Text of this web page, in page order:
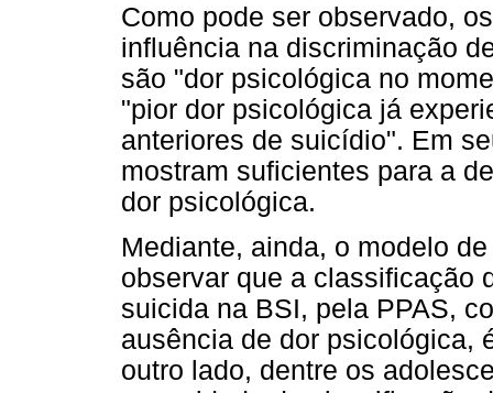
Como pode ser observado,
influência na discriminação
são "dor psicológica no
"pior dor psicológica já
anteriores de suicídio". Em
mostram suficientes para a
dor psicológica.
Mediante, ainda, o modelo
observar que a classificação
suicida na BSI, pela PPAS,
ausência de dor psicológica,
outro lado, dentre os